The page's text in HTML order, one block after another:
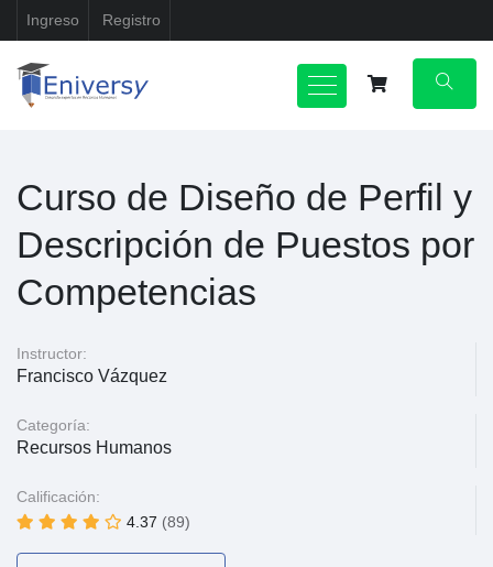
Ingreso Registro
Curso de Diseño de Perfil y
Descripción de Puestos por
Competencias
Instructor:
Francisco Vázquez
Categoría:
Recursos Humanos
Calificación:
4.37 (89)